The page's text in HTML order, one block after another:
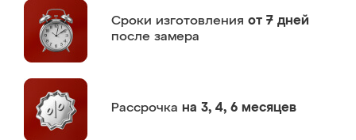
Сроки изготовления от 7 дней
после замера
Рассрочка на 3, 4, 6 месяцев